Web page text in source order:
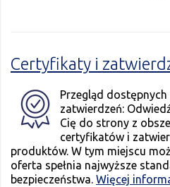
Certyfikaty i
Przegląd
zatwierdzeń:
Cię do strony z
certyfikatów i
produktów. W tym miejscu
oferta spełnia najwyższe
bezpieczeństwa. Więcej